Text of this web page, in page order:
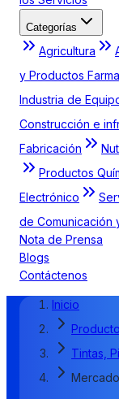
Categorías
Agricultura
y Productos
Industria de
Construcción e
Fabricación
Productos
Electrónico
de Comunicación
Nota de Prensa
Blogs
Contáctenos
Inicio
Tintas,